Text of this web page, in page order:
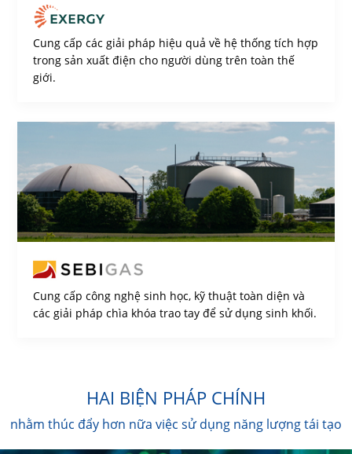
Cung cấp các giải pháp hiệu quả về hệ thống tích hợp
trong sản xuất điện cho người dùng trên toàn thế
giới.
Cung cấp công nghệ sinh học, kỹ thuật toàn diện và
các giải pháp chìa khóa trao tay để sử dụng sinh khối.
HAI BIỆN PHÁP CHÍNH
nhằm thúc đẩy hơn nữa việc sử dụng năng lượng tái tạo